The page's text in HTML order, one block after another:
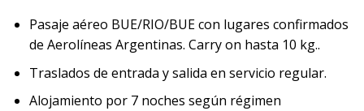
Pasaje aéreo BUE/RIO/BUE con lugares confirmados
de Aerolíneas Argentinas. Carry on hasta 10 kg..
Traslados de entrada y salida en servicio regular.
Alojamiento por 7 noches según régimen